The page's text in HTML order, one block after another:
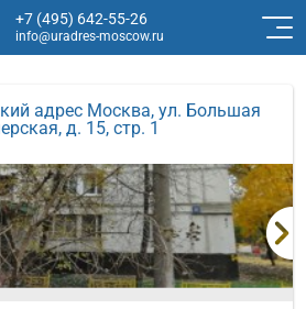
+7 (495) 642-55-26
info@uradres-moscow.ru
адрес Москва, ул. Большая
д. 15, стр. 1